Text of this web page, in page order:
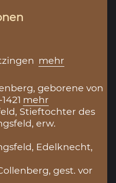
mehr
geborene von
mehr
Stieftochter des
erw.
Edelknecht,
gest. vor